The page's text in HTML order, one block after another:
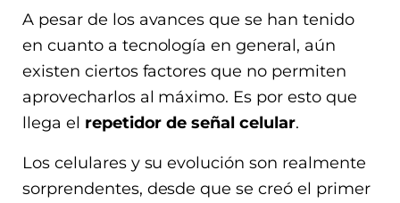
A pesar de los avances que se han tenido
en cuanto a tecnología en general, aún
existen ciertos factores que no permiten
aprovecharlos al máximo. Es por esto que
llega el repetidor de señal celular.
Los celulares y su evolución son realmente
sorprendentes, desde que se creó el primer